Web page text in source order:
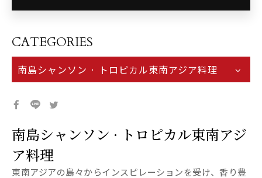
南島シャンソン · トロピカル東南アジ
ア料理
東南アジアの島々からインスピレーションを受け、香り豊
CATEGORIES
南島シャンソン · トロピカル東南アジア料理